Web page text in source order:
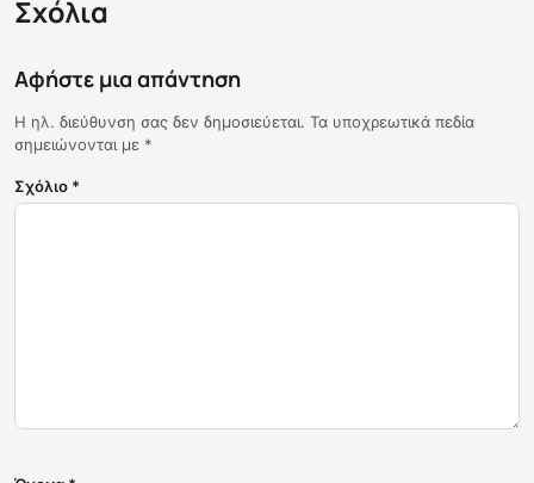
Σχόλια
Αφήστε μια απάντηση
Η ηλ. διεύθυνση σας δεν δημοσιεύεται. Τα υποχρεωτικά πεδία
σημειώνονται με *
Σχόλιο *